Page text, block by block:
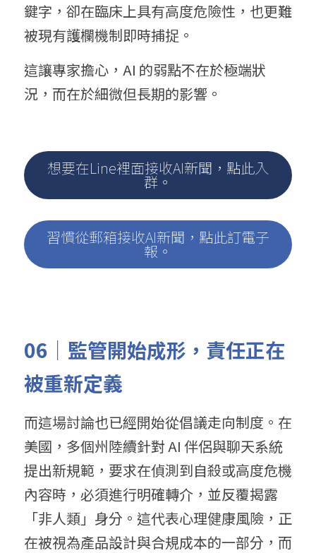
鍵字，卻在臨床上具有高度危險性，也更難
被現有護欄機制即時捕捉。
這讓專家擔心，AI 的弱點不在於極端狀
況，而在於細微但長期的影響。
想要在Line裡面接收AI新聞，點此入
群。
習慣從郵箱接收AI新聞，點此訂電子
報。
06｜監管開始成形，責任正在
被重新定義
而這場討論也已經開始從倡議走向制度。在
美國，多個州陸續針對 AI 伴侶與聊天系統
提出新規範，要求在偵測到自殺或高度危機
內容時，必須進行明確轉介，並反覆揭露
「非人類」身分。這代表心理健康風險，正
在被視為產品設計與合規成本的一部分，而